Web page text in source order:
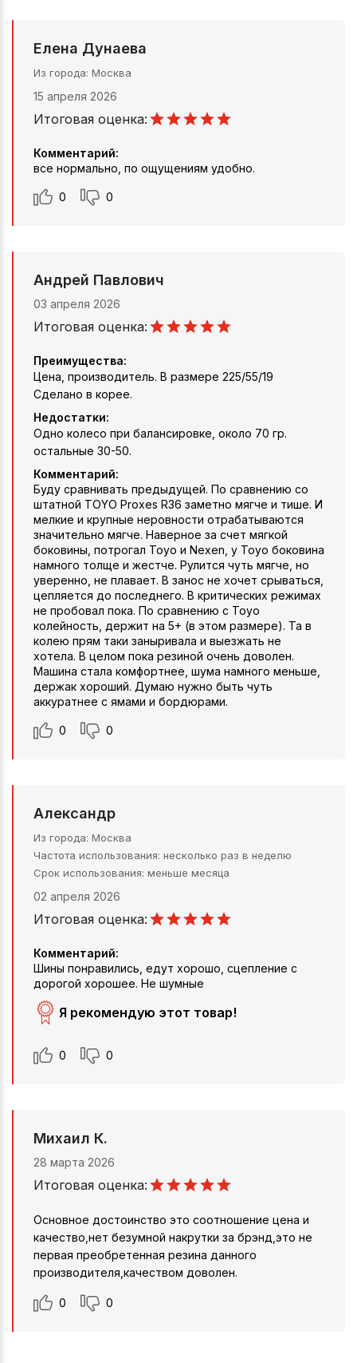
Елена Дунаева
Из города Москва
15 апреля 2026
Итоговая оценка:
Комментарий:
все нормально, по ощущениям удобно.
0 0
Андрей Павлович
03 апреля 2026
Итоговая оценка:
Преимущества:
Цена, производитель. В размере 225/55/19
Сделано в корее.
Недостатки:
Одно колесо при балансировке, около 70 гр.
остальные 30-50.
Комментарий:
Буду сравнивать предыдущей. По сравнению со
штатной TOYO Proxes R36 заметно мягче и тише. И
мелкие и крупные неровности отрабатываются
значительно мягче. Наверное за счет мягкой
боковины, потрогал Toyo и Nexen, у Toyo боковина
намного толще и жестче. Рулится чуть мягче, но
уверенно, не плавает. В занос не хочет срываться,
цепляется до последнего. В критических режимах
не пробовал пока. По сравнению с Toyo
колейность, держит на 5+ (в этом размере). Та в
колею прям таки заныривала и выезжать не
хотела. В целом пока резиной очень доволен.
Машина стала комфортнее, шума намного меньше,
держак хороший. Думаю нужно быть чуть
аккуратнее с ямами и бордюрами.
0 0
Александр
Из города Москва
Частота использования несколько раз в неделю
Срок использования меньше месяца
02 апреля 2026
Итоговая оценка:
Комментарий:
Шины понравились, едут хорошо, сцепление с
дорогой хорошее. Не шумные
Я рекомендую этот товар!
0 0
Михаил К.
28 марта 2026
Итоговая оценка:
Основное достоинство это соотношение цена и
качество,нет безумной накрутки за брэнд,это не
первая преобретенная резина данного
производителя,качеством доволен.
0 0